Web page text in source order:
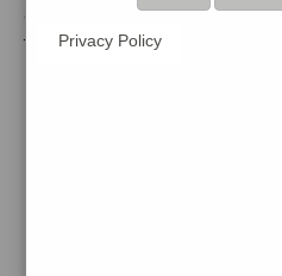
con quiinzona puoi
tuoi annunci per :
Privacy Policy